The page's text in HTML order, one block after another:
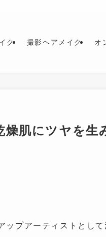
ク 撮影ヘアメイク オ
燥肌にツヤを生
ップアーティストとして